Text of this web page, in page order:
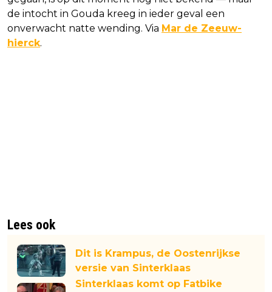
de intocht in Gouda kreeg in ieder geval een
onverwacht natte wending. Via Mar de Zeeuw-
hierck.
Lees ook
Dit is Krampus, de Oostenrijkse
versie van Sinterklaas
Sinterklaas komt op Fatbike